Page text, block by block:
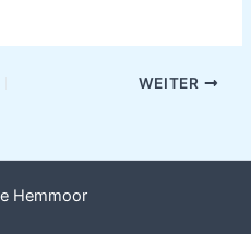
WEITER
Hemmoor